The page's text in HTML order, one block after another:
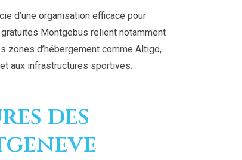
d’une organisation efficace pour
Montgebus relient notamment
d’hébergement comme Altigo,
aux infrastructures sportives.
des